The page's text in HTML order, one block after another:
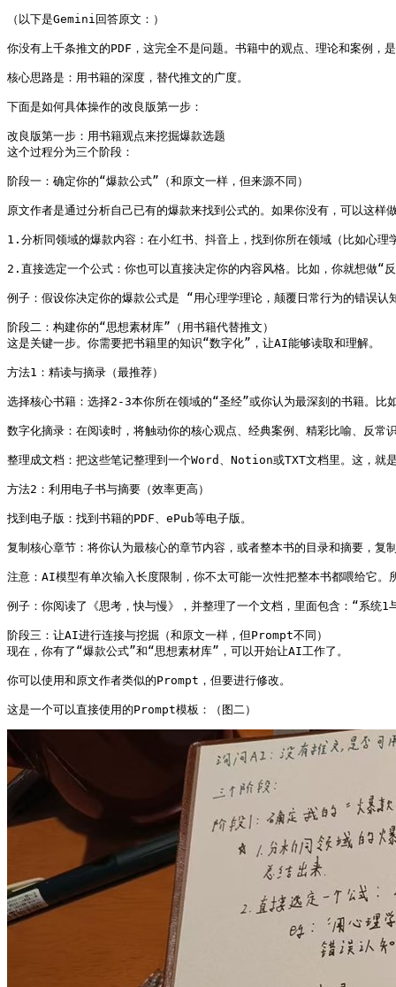
（以下是Gemini回答原文：）
你没有上千条推文的PDF，这完全不是问题。书籍中的观点、理论和案例
核心思路是：用书籍的深度，替代推文的广度。
下面是如何具体操作的改良版第一步：
改良版第一步：用书籍观点来挖掘爆款选题
这个过程分为三个阶段：
阶段一：确定你的“爆款公式”（和原文一样，但来源不同）
原文作者是通过分析自己已有的爆款来找到公式的。如果你没有，可以这样
1.分析同领域的爆款内容：在小红书、抖音上，找到你所在领域（比如心
2.直接选定一个公式：你也可以直接决定你的内容风格。比如，你就想做“
例子：假设你决定你的爆款公式是 “用心理学理论，颠覆日常行为的错误认
阶段二：构建你的“思想素材库”（用书籍代替推文）
这是关键一步。你需要把书籍里的知识“数字化”，让AI能够读取和理解。
方法1：精读与摘录（最推荐）
选择核心书籍：选择2-3本你所在领域的“圣经”或你认为最深刻的书籍。比
数字化摘录：在阅读时，将触动你的核心观点、经典案例、精彩比喻、反常
整理成文档：把这些笔记整理到一个Word、Notion或TXT文档里。这，就
方法2：利用电子书与摘要（效率更高）
找到电子版：找到书籍的PDF、ePub等电子版。
复制核心章节：将你认为最核心的章节内容，或者整本书的目录和摘要，复
注意：AI模型有单次输入长度限制，你不太可能一次性把整本书都喂给它。
例子：你阅读了《思考，快与慢》，并整理了一个文档，里面包含：“系统
阶段三：让AI进行连接与挖掘（和原文一样，但Prompt不同）
现在，你有了“爆款公式”和“思想素材库”，可以开始让AI工作了。
你可以使用和原文作者类似的Prompt，但要进行修改。
这是一个可以直接使用的Prompt模板：（图二）